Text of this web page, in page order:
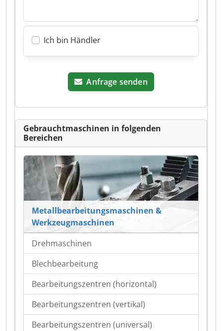
Ich bin Händler
Anfrage senden
Gebrauchtmaschinen in folgenden
Bereichen
Metallbearbeitungsmaschinen &
Werkzeugmaschinen
Drehmaschinen
Blechbearbeitung
Bearbeitungszentren (horizontal)
Bearbeitungszentren (vertikal)
Bearbeitungszentren (universal)